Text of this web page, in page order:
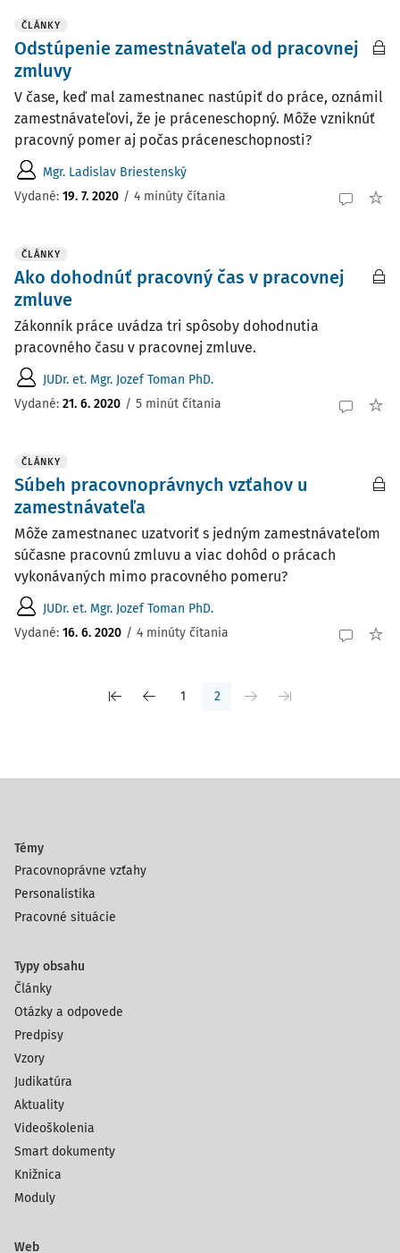
ČLÁNKY
Odstúpenie zamestnávateľa od pracovnej
zmluvy
V čase, keď mal zamestnanec nastúpiť do práce, oznámil
zamestnávateľovi, že je práceneschopný. Môže vzniknúť
pracovný pomer aj počas práceneschopnosti?
Mgr. Ladislav Briestenský
Vydané: 19. 7. 2020 / 4 minúty čítania
ČLÁNKY
Ako dohodnúť pracovný čas v pracovnej
zmluve
Zákonník práce uvádza tri spôsoby dohodnutia
pracovného času v pracovnej zmluve.
JUDr. et. Mgr. Jozef Toman PhD.
Vydané: 21. 6. 2020 / 5 minút čítania
ČLÁNKY
Súbeh pracovnoprávnych vzťahov u
zamestnávateľa
Môže zamestnanec uzatvoriť s jedným zamestnávateľom
súčasne pracovnú zmluvu a viac dohôd o prácach
vykonávaných mimo pracovného pomeru?
JUDr. et. Mgr. Jozef Toman PhD.
Vydané: 16. 6. 2020 / 4 minúty čítania
1 2
Témy
Pracovnoprávne vzťahy
Personalistika
Pracovné situácie
Typy obsahu
Články
Otázky a odpovede
Predpisy
Vzory
Judikatúra
Aktuality
Videoškolenia
Smart dokumenty
Knižnica
Moduly
Web